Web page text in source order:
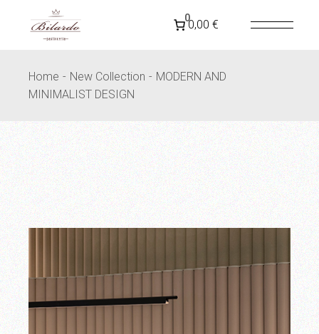
00,00 €
Home New Collection
MODERN AND
MINIMALIST DESIGN
SPEDIZIONE GRATUITA IN ITALIAPER ORDINI
SUPERIORI A 79€